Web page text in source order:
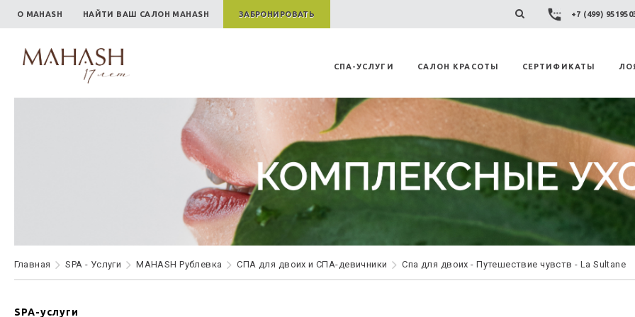
О MAHASH НАЙТИ ВАШ САЛОН MAHASH ЗАБРОНИРОВАТЬ +7 (499)
СПА-УСЛУГИ САЛОН КРАСОТЫ СЕРТИФИКАТЫ
Главная SPA - Услуги MAHASH Рублевка СПА для двоих и СПА-девичники Спа для двоих - Путешествие чувств - La Sultane
SPA-услуги